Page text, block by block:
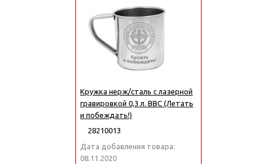
Кружка нерж/сталь с лазерной
гравировкой 0,3 л. ВВС (Летать
и побеждать!)
28210013
Дата добавления товара:
08.11.2020